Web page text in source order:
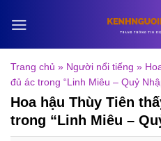
Trang chủ » Người nổi tiếng »
đủ ác trong “Linh Miêu – Quỷ
Hoa hậu Thùy Tiên
trong “Linh Miêu –